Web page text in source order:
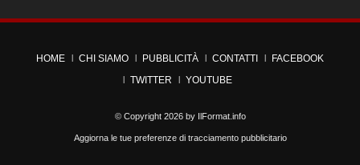
HOME CHI SIAMO PUBBLICITÀ CONTATTI
FACEBOOK
TWITTER
YOUTUBE
© Copyright 2026 by IlFormat.info
Aggiorna le tue preferenze di tracciamento pubblicitario